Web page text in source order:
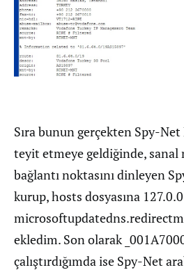
Sıra bunun gerçekten Spy-Net
teyit etmeye geldiğinde, sanal
bağlantı noktasını dinleyen
kurup, hosts dosyasına
ekledim. Son olarak
çalıştırdığımda ise Spy-Net